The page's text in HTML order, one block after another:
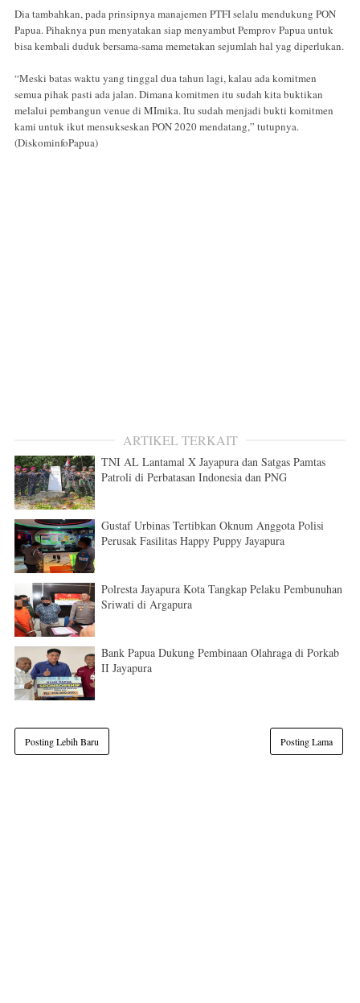
Dia tambahkan, pada prinsipnya manajemen PTFI selalu mendukung PON
Papua. Pihaknya pun menyatakan siap menyambut Pemprov Papua untuk
bisa kembali duduk bersama-sama memetakan sejumlah hal yag diperlukan.
“Meski batas waktu yang tinggal dua tahun lagi, kalau ada komitmen
semua pihak pasti ada jalan. Dimana komitmen itu sudah kita buktikan
melalui pembangun venue di MImika. Itu sudah menjadi bukti komitmen
kami untuk ikut mensukseskan PON 2020 mendatang,” tutupnya.
(DiskominfoPapua)
ARTIKEL TERKAIT
TNI AL Lantamal X Jayapura dan Satgas Pamtas
Patroli di Perbatasan Indonesia dan PNG
Gustaf Urbinas Tertibkan Oknum Anggota Polisi
Perusak Fasilitas Happy Puppy Jayapura
Polresta Jayapura Kota Tangkap Pelaku Pembunuhan
Sriwati di Argapura
Bank Papua Dukung Pembinaan Olahraga di Porkab
II Jayapura
Posting Lebih Baru Posting Lama